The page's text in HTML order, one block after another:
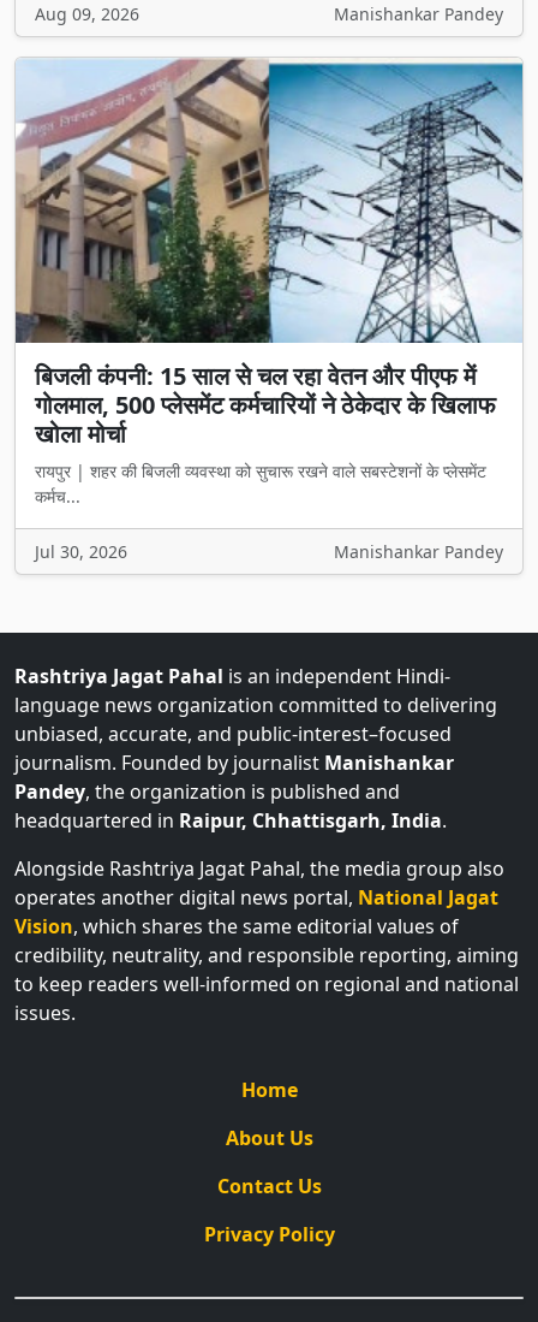
Aug 09, 2026 Manishankar Pandey
बिजली कंपनी: 15 साल से चल रहा वेतन और पीएफ में
गोलमाल, 500 प्लेसमेंट कर्मचारियों ने ठेकेदार के खिलाफ
खोला मोर्चा
रायपुर | शहर की बिजली व्यवस्था को सुचारू रखने वाले सबस्टेशनों के प्लेसमेंट
कर्मच...
Jul 30, 2026 Manishankar Pandey
Rashtriya Jagat Pahal is an independent Hindi-
language news organization committed to delivering
unbiased, accurate, and public-interest–focused
journalism. Founded by journalist Manishankar
Pandey, the organization is published and
headquartered in Raipur, Chhattisgarh, India.
Alongside Rashtriya Jagat Pahal, the media group also
operates another digital news portal, National Jagat
Vision, which shares the same editorial values of
credibility, neutrality, and responsible reporting, aiming
to keep readers well-informed on regional and national
issues.
Home
About Us
Contact Us
Privacy Policy